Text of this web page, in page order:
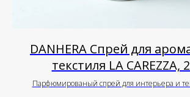
DANHERA Спрей для
текстиля LA CAREZZA,
Парфюмированый спрей для интерьера и